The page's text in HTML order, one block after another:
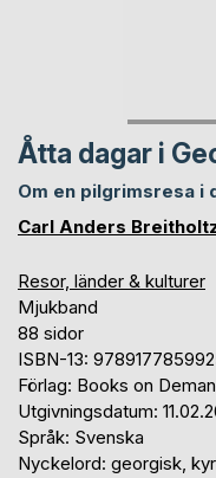
Åtta dagar i
Om en pilgrimsresa i
Carl Anders
Resor, länder & kulturer
Mjukband
88 sidor
ISBN-13:
Förlag: Books on
Utgivningsdatum:
Språk: Svenska
Nyckelord: georgisk,